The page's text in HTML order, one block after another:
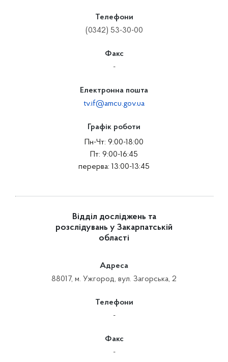
Телефони
(0342) 53-30-00
Факс
-
Електронна пошта
tv.if@amcu.gov.ua
Графік роботи
Пн-Чт: 9:00-18:00
Пт: 9:00-16:45
перерва: 13:00-13:45
Відділ досліджень та
розслідувань у Закарпатській
області
Адреса
88017, м. Ужгород, вул. Загорська, 2
Телефони
-
Факс
-